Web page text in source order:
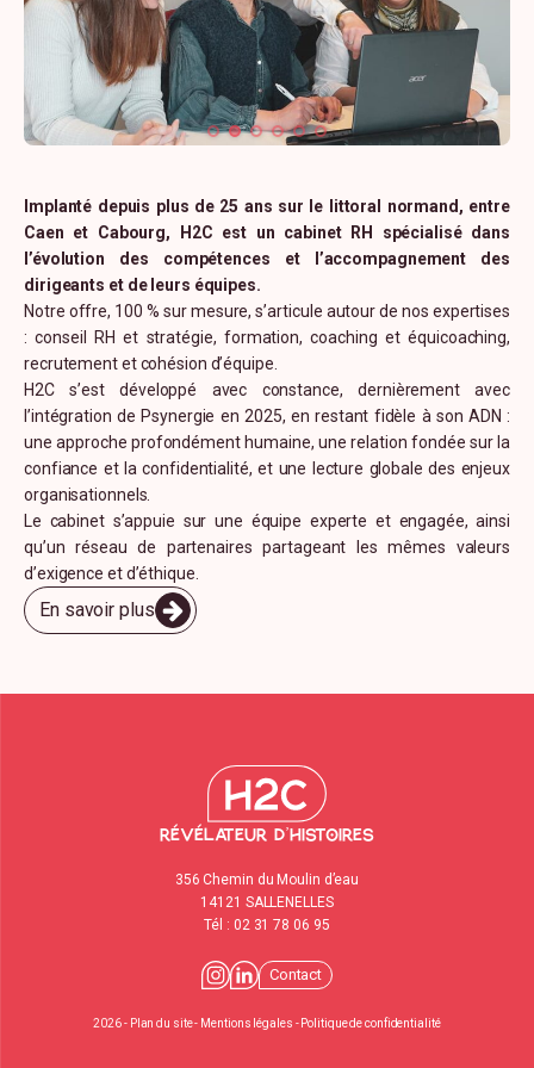
Implanté depuis plus de 25 ans sur le littoral normand, entre
Caen et Cabourg, H2C est un cabinet RH spécialisé dans
l’évolution des compétences et l’accompagnement des
dirigeants et de leurs équipes.
Notre offre, 100 % sur mesure, s’articule autour de nos expertises
: conseil RH et stratégie, formation, coaching et équicoaching,
recrutement et cohésion d’équipe.
H2C s’est développé avec constance, dernièrement avec
l’intégration de Psynergie en 2025, en restant fidèle à son ADN :
une approche profondément humaine, une relation fondée sur la
confiance et la confidentialité, et une lecture globale des enjeux
organisationnels.
Le cabinet s’appuie sur une équipe experte et engagée, ainsi
qu’un réseau de partenaires partageant les mêmes valeurs
d’exigence et d’éthique.
En savoir plus
Révélateur d’histoires
356 Chemin du Moulin d’eau
14121 SALLENELLES
Tél : 02 31 78 06 95
Contact
2026 - Plan du site - Mentions légales - Politique de confidentialité